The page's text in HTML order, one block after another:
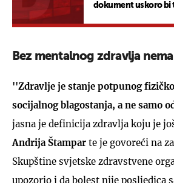
dokument uskoro bi
Bez mentalnog zdravlja
''Zdravlje je stanje potpunog
socijalnog blagostanja, a ne samo
jasna je definicija zdravlja koju je
Andrija Štampar te je govoreći na
Skupštine svjetske zdravstvene
upozorio i da bolest nije posljedica